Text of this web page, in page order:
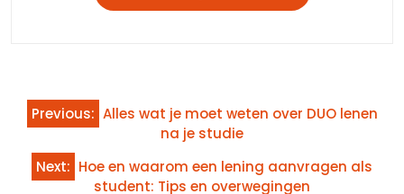
Bericht
navigatie
Previous: Alles wat je moet weten over DUO lenen
na je studie
Next: Hoe en waarom een lening aanvragen als
student: Tips en overwegingen